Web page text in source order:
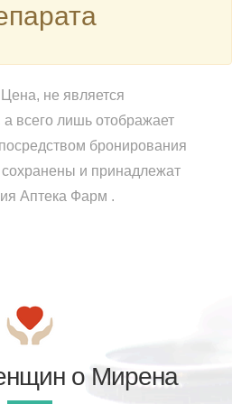
не является
всего лишь отображает
бронирования
и принадлежат
Аптека Фарм .
о Мирена